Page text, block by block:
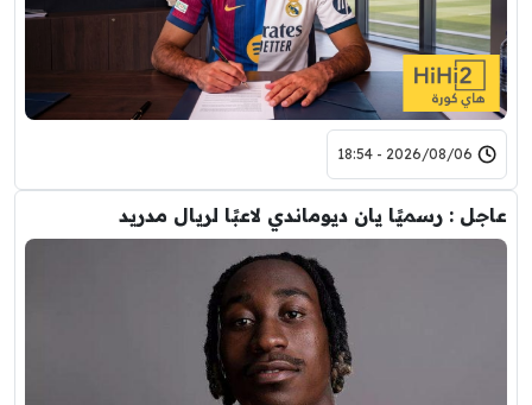
2026/08/06 - 18:54
عاجل : رسميًا يان ديوماندي لاعبًا لريال مدريد